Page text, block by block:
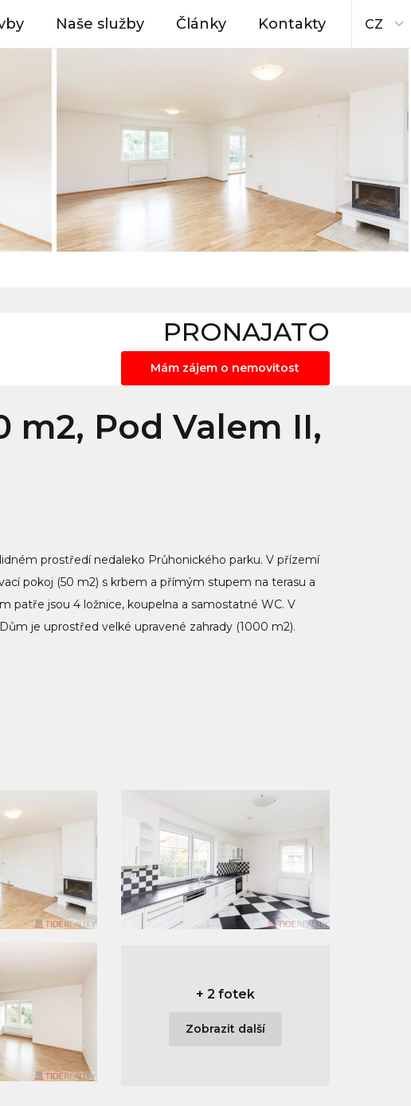
Naše služby Články Kontakty CZ
PRONAJATO
Mám zájem o nemovitost
m2, Pod Valem II,
prostředí nedaleko Průhonického parku. V přízemí
pokoj (50 m2) s krbem a přímým stupem na terasu a
patře jsou 4 ložnice, koupelna a samostatné WC. V
je uprostřed velké upravené zahrady (1000 m2).
+ 2 fotek
Zobrazit další